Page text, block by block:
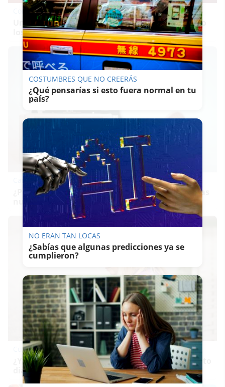
Corepunk MMORPG
Un verdadero MMORPG de la vieja escuela ¡Cómo
los de antes, pero mejor!
Canciones que marcan
¿Por qué recuerdas canciones viejas mejor que las
nuevas?
Cuidado con este hábito
¿Y si el problema no fuera el estrés, sino un hábito
diario?
COSTUMBRES QUE NO CREERÁS
¿Qué pensarías si esto fuera normal en tu
país?
NO ERAN TAN LOCAS
¿Sabías que algunas predicciones ya se
cumplieron?